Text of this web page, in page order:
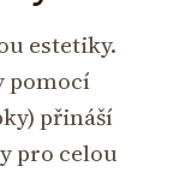
estetiky.
pomocí
přináší
pro celou